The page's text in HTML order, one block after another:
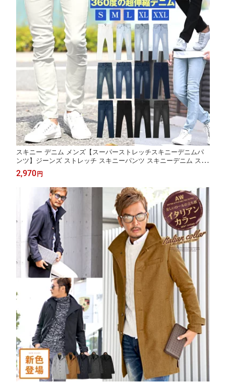
スキニー デニム メンズ【スーパーストレッチスキニーデニムパ
ンツ】ジーンズ ストレッチ スキニーパンツ スキニーデニム スト
レッチデニム 黒 白 春 夏 秋 服
2,970 円